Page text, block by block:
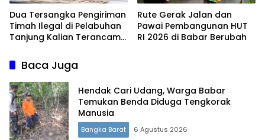
Dua Tersangka Pengiriman
Timah Ilegal di Pelabuhan
Tanjung Kalian Terancam
Rute Gerak Jalan dan
Pawai Pembangunan HUT
RI 2026 di Babar Berubah
Baca Juga
Hendak Cari Udang, Warga Babar
Temukan Benda Diduga Tengkorak
Manusia
Bangka Barat 6 Agustus 2026